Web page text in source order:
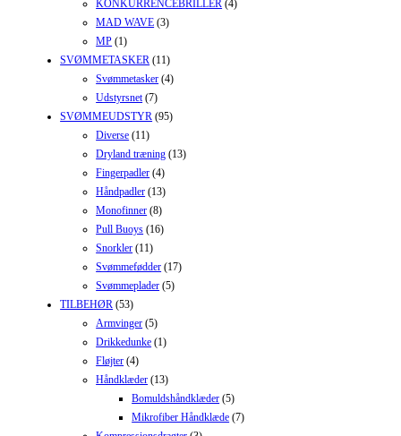
KONKURRENCEBRILLER (4)
MAD WAVE (3)
MP (1)
SVØMMETASKER (11)
Svømmetasker (4)
Udstyrsnet (7)
SVØMMEUDSTYR (95)
Diverse (11)
Dryland træning (13)
Fingerpadler (4)
Håndpadler (13)
Monofinner (8)
Pull Buoys (16)
Snorkler (11)
Svømmefødder (17)
Svømmeplader (5)
TILBEHØR (53)
Armvinger (5)
Drikkedunke (1)
Fløjter (4)
Håndklæder (13)
Bomuldshåndklæder (5)
Mikrofiber Håndklæde (7)